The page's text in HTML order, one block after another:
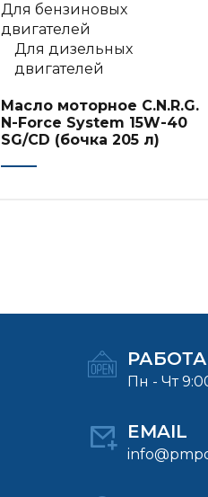
Для бензиновых
двигателей
Для дизельных
двигателей
Масло моторное C.N.R.G.
N-Force System 15W-40
SG/CD (бочка 205 л)
Пн - Чт
EMAIL